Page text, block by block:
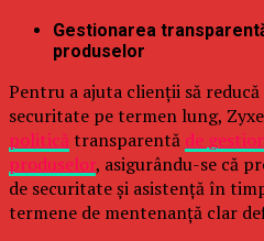
Gestionarea
produselor
Pentru a ajuta clienții să
securitate pe termen lung,
politică transparentă de
produselor, asigurându-se că
de securitate și asistență în
termene de mentenanță clar